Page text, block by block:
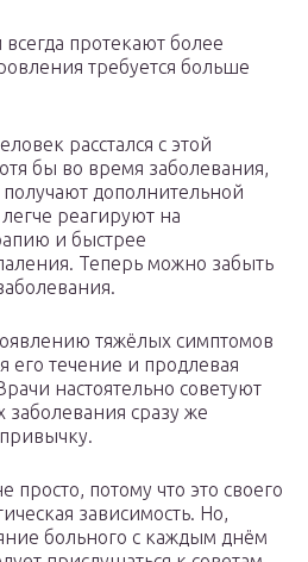
протекают более
требуется больше
расстался с этой
бы во время заболевания,
дополнительной
реагируют на
и быстрее
Теперь можно забыть
тяжёлых симптомов
его течение и продлевая
настоятельно советуют
сразу же
просто, потому что это своего
зависимость. Но,
больного с каждым днём